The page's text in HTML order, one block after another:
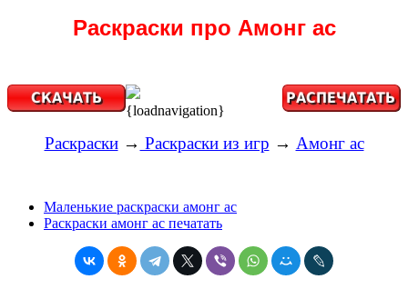
Раскраски про Амонг ас
{loadnavigation}
Раскраски→ Раскраски из игр → Амонг ас
Маленькие раскраски амонг ас
Раскраски амонг ас печатать